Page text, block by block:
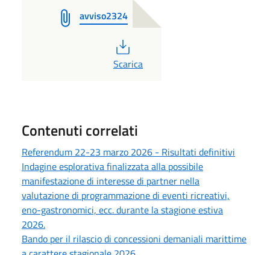
avviso2324
PDF
Scarica
Contenuti correlati
Referendum 22-23 marzo 2026 - Risultati definitivi
Indagine esplorativa finalizzata alla possibile
manifestazione di interesse di partner nella
valutazione di programmazione di eventi ricreativi,
eno-gastronomici, ecc. durante la stagione estiva
2026.
Bando per il rilascio di concessioni demaniali marittime